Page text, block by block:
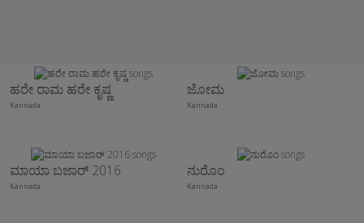
ಹರೇ ರಾಮ ಹರೇ ಕೃಷ್ಣ
Kannada
ಜೋಮ
Kannada
ಮಾಯಾ ಬಜಾರ್ 2016
Kannada
ನುರೊಂ
Kannada